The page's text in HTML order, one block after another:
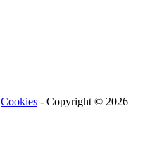
Cookies - Copyright © 2026